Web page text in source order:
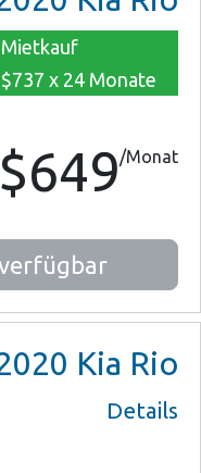
Mietkauf
$737 x 24 Monate
$649/Monat
Kia Rio
Details